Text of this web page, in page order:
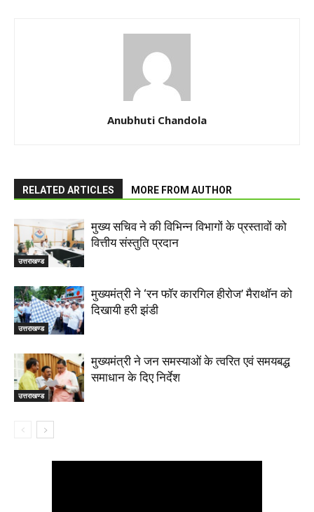
Anubhuti Chandola
RELATED ARTICLES MORE FROM AUTHOR
उत्तराखण्ड
मुख्य सचिव ने की विभिन्न विभागों के प्रस्तावों को
वित्तीय संस्तुति प्रदान
उत्तराखण्ड
मुख्यमंत्री ने ‘रन फॉर कारगिल हीरोज’ मैराथॉन को
दिखायी हरी झंडी
उत्तराखण्ड
मुख्यमंत्री ने जन समस्याओं के त्वरित एवं समयबद्ध
समाधान के दिए निर्देश